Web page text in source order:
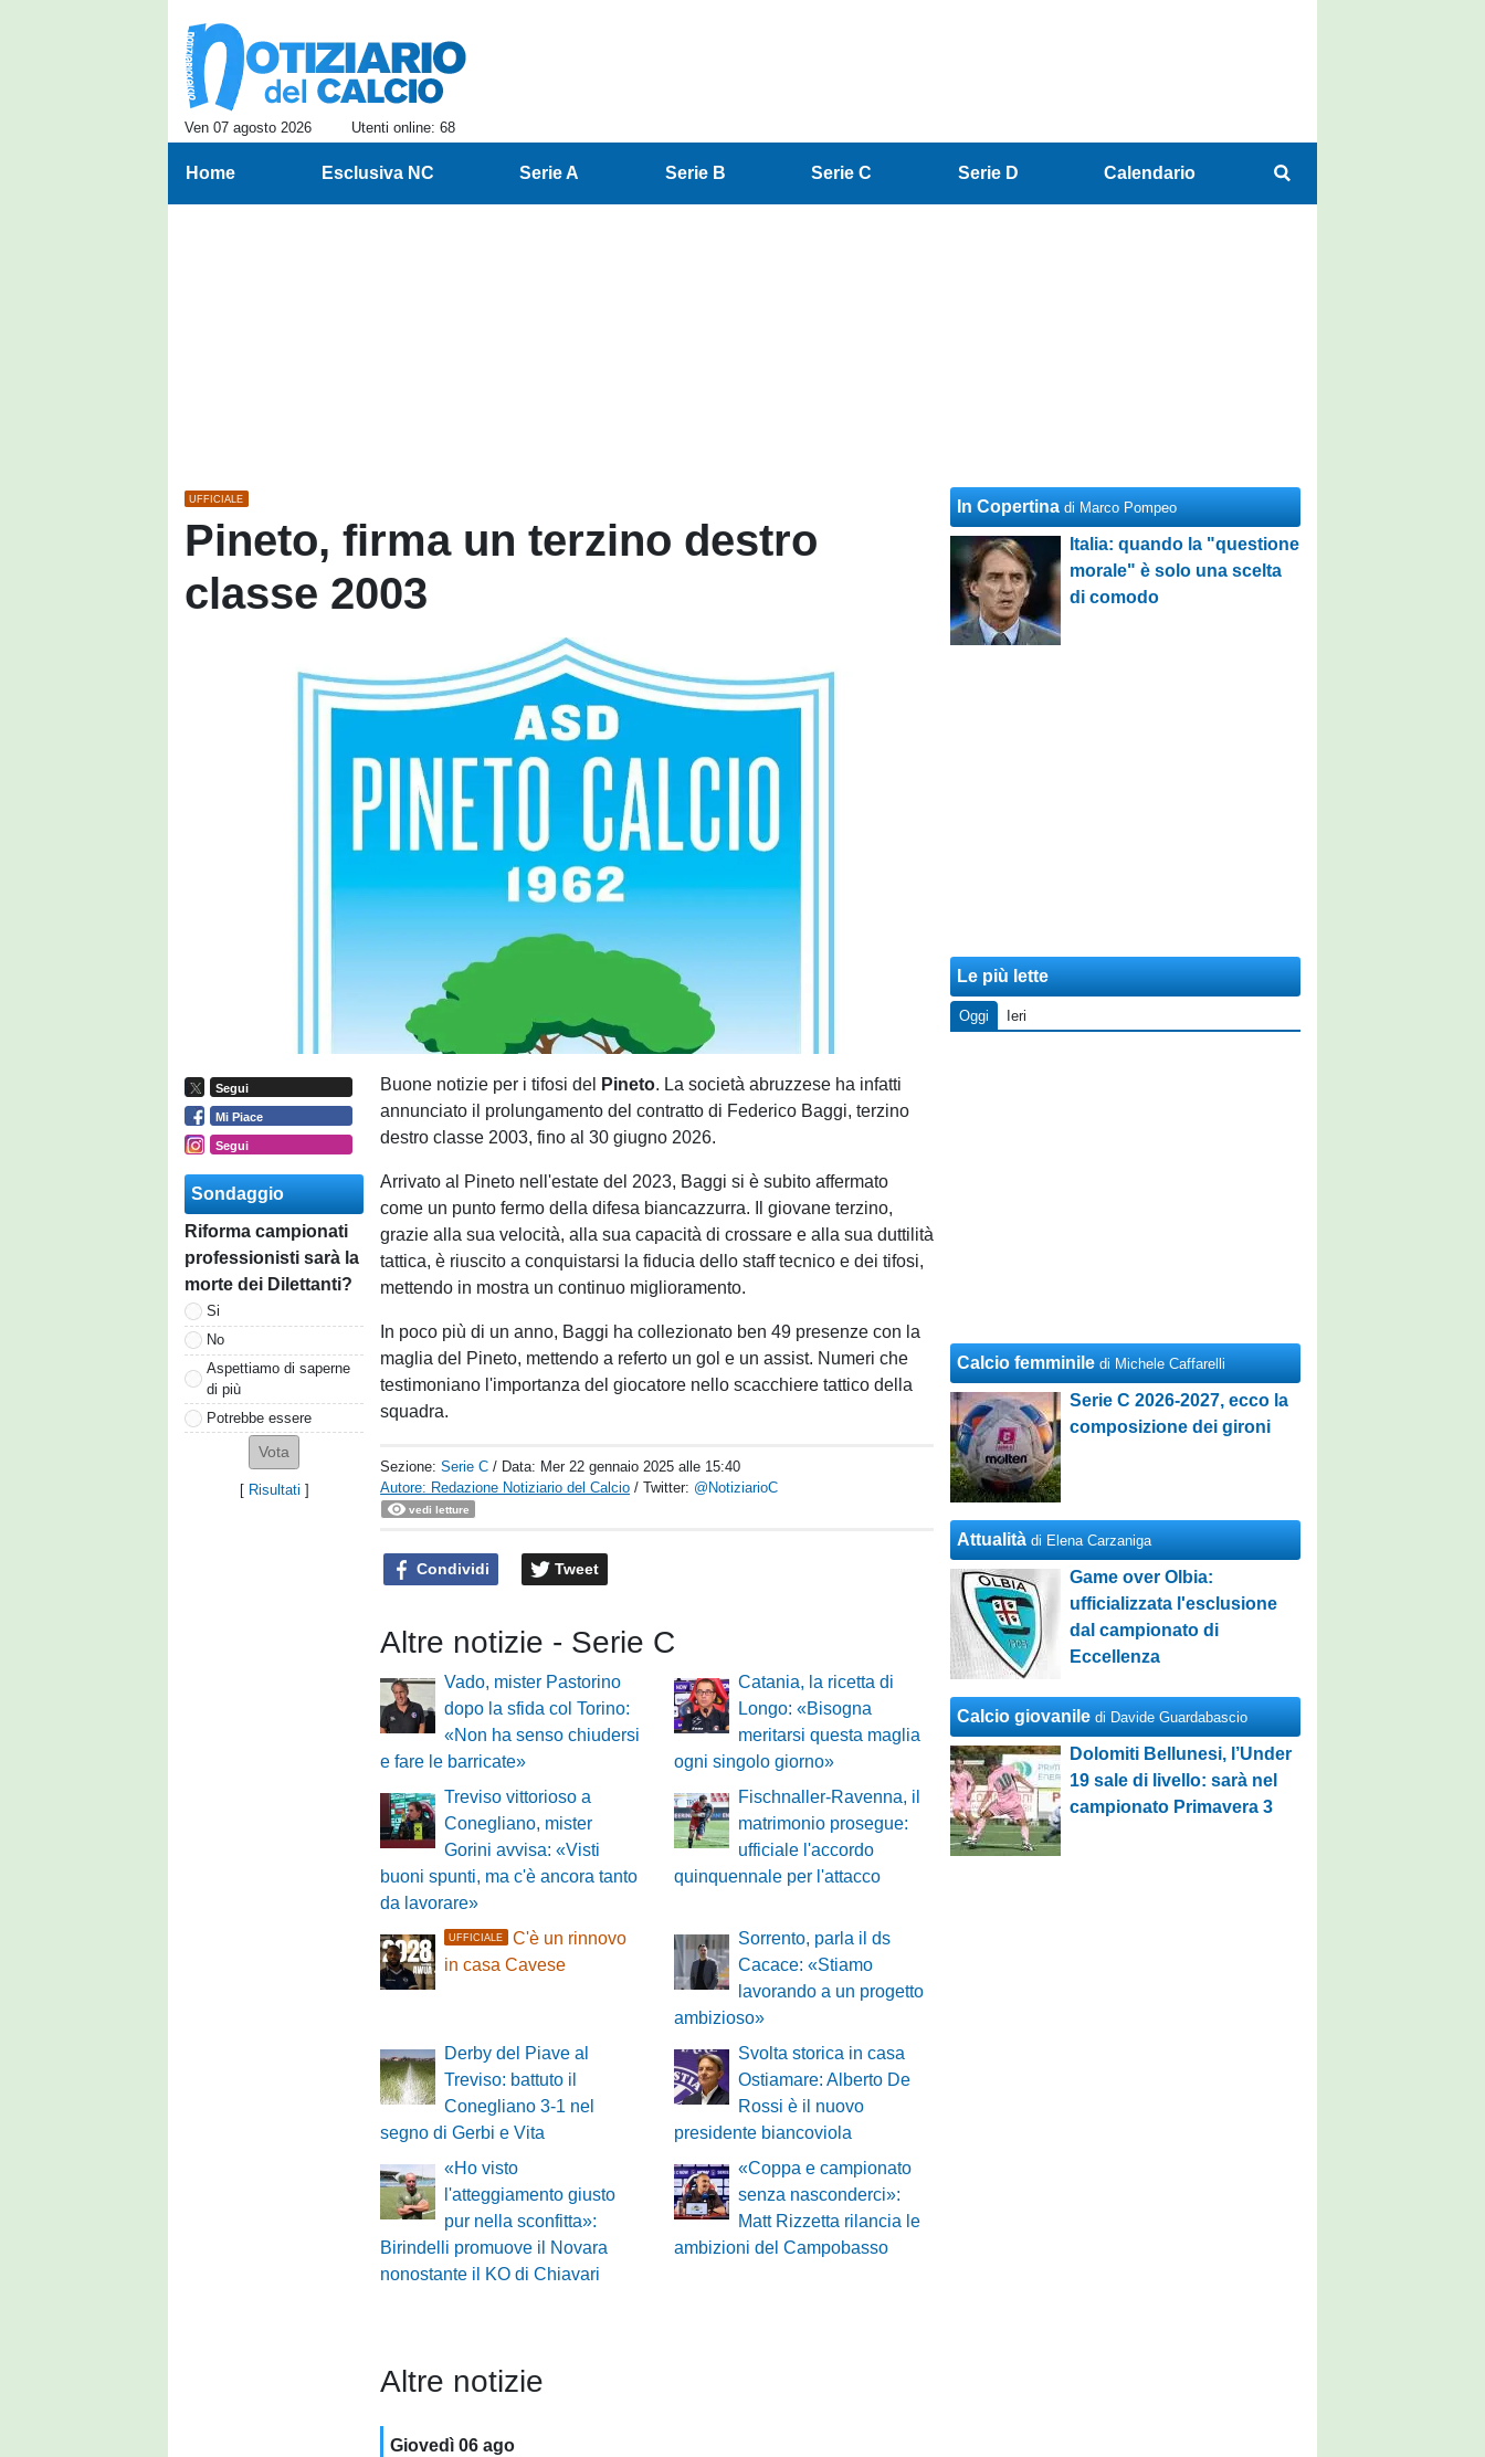
Ven 07 agosto 2026 Utenti online: 68
Home Esclusiva NC Serie A Serie B Serie C Serie D Calendario
UFFICIALE
Pineto, firma un terzino destro
classe 2003
Segui
Mi Piace
Segui
Sondaggio
Riforma campionati
professionisti sarà la
morte dei Dilettanti?
Si
No
Aspettiamo di saperne
di più
Potrebbe essere
[ Risultati ]
Buone notizie per i tifosi del Pineto. La società abruzzese ha infatti
annunciato il prolungamento del contratto di Federico Baggi, terzino
destro classe 2003, fino al 30 giugno 2026.
Arrivato al Pineto nell'estate del 2023, Baggi si è subito affermato
come un punto fermo della difesa biancazzurra. Il giovane terzino,
grazie alla sua velocità, alla sua capacità di crossare e alla sua duttilità
tattica, è riuscito a conquistarsi la fiducia dello staff tecnico e dei tifosi,
mettendo in mostra un continuo miglioramento.
In poco più di un anno, Baggi ha collezionato ben 49 presenze con la
maglia del Pineto, mettendo a referto un gol e un assist. Numeri che
testimoniano l'importanza del giocatore nello scacchiere tattico della
squadra.
Sezione:Serie C / Data: Mer 22 gennaio 2025 alle 15:40
Autore: Redazione Notiziario del Calcio / Twitter: @NotiziarioC
vedi letture
Condividi Tweet
Altre notizie - Serie C
Vado, mister Pastorino
dopo la sfida col Torino:
«Non ha senso chiudersi
e fare le barricate»
Catania, la ricetta di
Longo: «Bisogna
meritarsi questa maglia
ogni singolo giorno»
Treviso vittorioso a
Conegliano, mister
Gorini avvisa: «Visti
buoni spunti, ma c'è ancora tanto
da lavorare»
Fischnaller-Ravenna, il
matrimonio prosegue:
ufficiale l'accordo
quinquennale per l'attacco
UFFICIALE
C'è un rinnovo
in casa Cavese
Sorrento, parla il ds
Cacace: «Stiamo
lavorando a un progetto
ambizioso»
Derby del Piave al
Treviso: battuto il
Conegliano 3-1 nel
segno di Gerbi e Vita
Svolta storica in casa
Ostiamare: Alberto De
Rossi è il nuovo
presidente biancoviola
«Ho visto
l'atteggiamento giusto
pur nella sconfitta»:
Birindelli promuove il Novara
nonostante il KO di Chiavari
«Coppa e campionato
senza nasconderci»:
Matt Rizzetta rilancia le
ambizioni del Campobasso
Altre notizie
Giovedì 06 ago
In Copertina di Marco Pompeo
Italia: quando la "questione
morale" è solo una scelta
di comodo
Le più lette
Oggi Ieri
Calcio femminile di Michele Caffarelli
Serie C 2026-2027, ecco la
composizione dei gironi
Attualità di Elena Carzaniga
Game over Olbia:
ufficializzata l'esclusione
dal campionato di
Eccellenza
Calcio giovanile di Davide Guardabascio
Dolomiti Bellunesi, l’Under
19 sale di livello: sarà nel
campionato Primavera 3